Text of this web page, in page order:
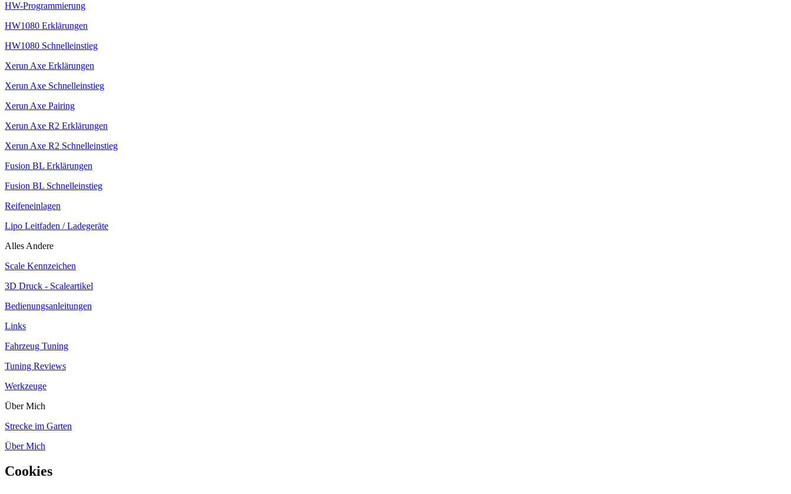
HW-Programmierung
HW1080 Erklärungen
HW1080 Schnelleinstieg
Xerun Axe Erklärungen
Xerun Axe Schnelleinstieg
Xerun Axe Pairing
Xerun Axe R2 Erklärungen
Xerun Axe R2 Schnelleinstieg
Fusion BL Erklärungen
Fusion BL Schnelleinstieg
Reifeneinlagen
Lipo Leitfaden / Ladegeräte
Alles Andere
Scale Kennzeichen
3D Druck - Scaleartikel
Bedienungsanleitungen
Links
Fahrzeug Tuning
Tuning Reviews
Werkzeuge
Über Mich
Strecke im Garten
Über Mich
Cookies